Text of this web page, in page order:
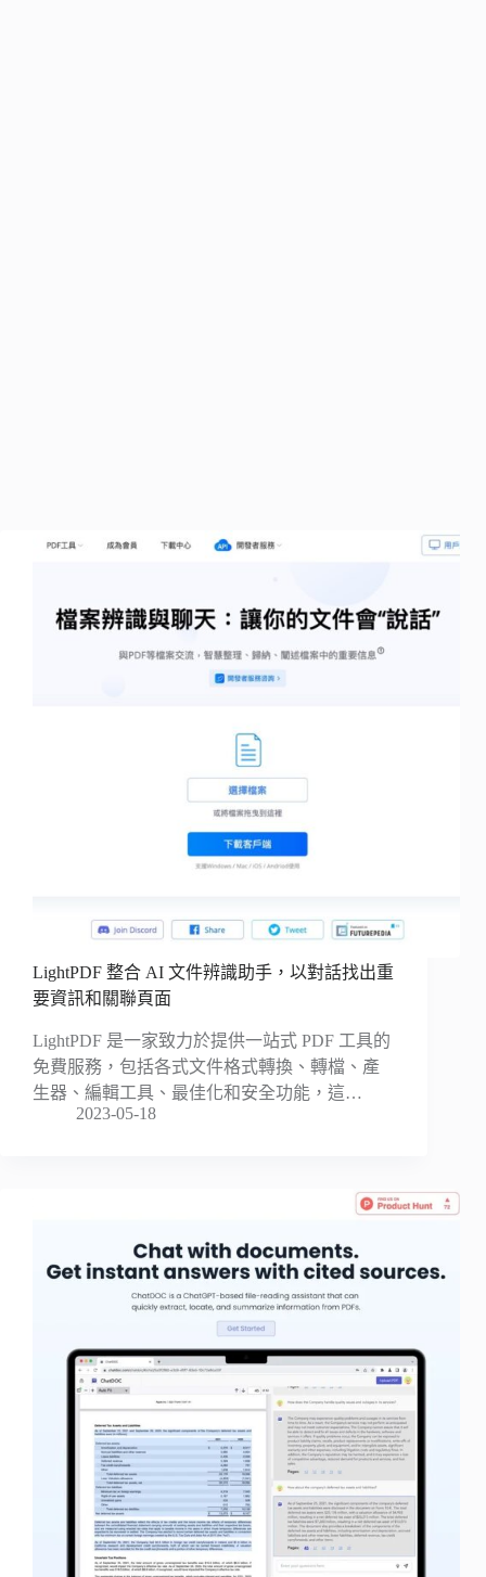
LightPDF 整合 AI 文件辨識助手，以對話找出重
要資訊和關聯頁面
LightPDF 是一家致力於提供一站式 PDF 工具的
免費服務，包括各式文件格式轉換、轉檔、產
生器、編輯工具、最佳化和安全功能，這…
2023-05-18